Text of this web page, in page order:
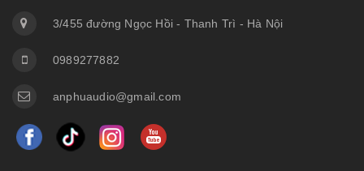
3/455 đường Ngọc Hồi - Thanh Trì - Hà Nội
0989277882
anphuaudio@gmail.com